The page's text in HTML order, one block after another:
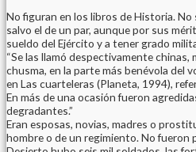
No figuran en los libros de Historia. No
salvo el de un par, aunque por sus
sueldo del Ejército y a tener grado
“Se las llamó despectivamente
chusma, en la parte más benévola del
en Las cuarteleras (Planeta, 1994),
En más de una ocasión fueron
degradantes.”
Eran esposas, novias, madres o
hombre o de un regimiento. No fueron